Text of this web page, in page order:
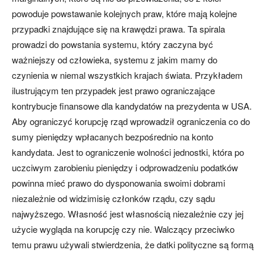
powoduje powstawanie kolejnych praw, które mają kolejne
przypadki znajdujące się na krawędzi prawa. Ta spirala
prowadzi do powstania systemu, który zaczyna być
ważniejszy od człowieka, systemu z jakim mamy do
czynienia w niemal wszystkich krajach świata. Przykładem
ilustrującym ten przypadek jest prawo ograniczające
kontrybucje finansowe dla kandydatów na prezydenta w USA.
Aby ograniczyć korupcję rząd wprowadził ograniczenia co do
sumy pieniędzy wpłacanych bezpośrednio na konto
kandydata. Jest to ograniczenie wolności jednostki, która po
uczciwym zarobieniu pieniędzy i odprowadzeniu podatków
powinna mieć prawo do dysponowania swoimi dobrami
niezależnie od widzimisię członków rządu, czy sądu
najwyższego. Własność jest własnością niezależnie czy jej
użycie wygląda na korupcję czy nie. Walczący przeciwko
temu prawu używali stwierdzenia, że datki polityczne są formą